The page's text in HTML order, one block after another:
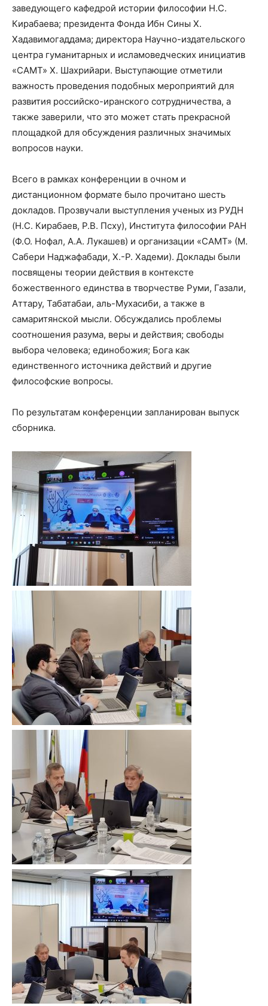
заведующего кафедрой истории философии Н.С.
Кирабаева; президента Фонда Ибн Сины Х.
Хадавимогаддама; директора Научно-издательского
центра гуманитарных и исламоведческих инициатив
«САМТ» Х. Шахрийари. Выступающие отметили
важность проведения подобных мероприятий для
развития российско-иранского сотрудничества, а
также заверили, что это может стать прекрасной
площадкой для обсуждения различных значимых
вопросов науки.
Всего в рамках конференции в очном и
дистанционном формате было прочитано шесть
докладов. Прозвучали выступления ученых из РУДН
(Н.С. Кирабаев, Р.В. Псху), Института философии РАН
(Ф.О. Нофал, А.А. Лукашев) и организации «САМТ» (М.
Сабери Наджафабади, Х.-Р. Хадеми). Доклады были
посвящены теории действия в контексте
божественного единства в творчестве Руми, Газали,
Аттару, Табатабаи, аль-Мухасиби, а также в
самаритянской мысли. Обсуждались проблемы
соотношения разума, веры и действия; свободы
выбора человека; единобожия; Бога как
единственного источника действий и другие
философские вопросы.
По результатам конференции запланирован выпуск
сборника.